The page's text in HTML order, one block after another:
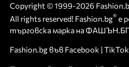
Copyright © 1999-2026
All rights reserved! Fashion.bg® е
търговска марка на
Fashion.bg във Facebook | TikTok